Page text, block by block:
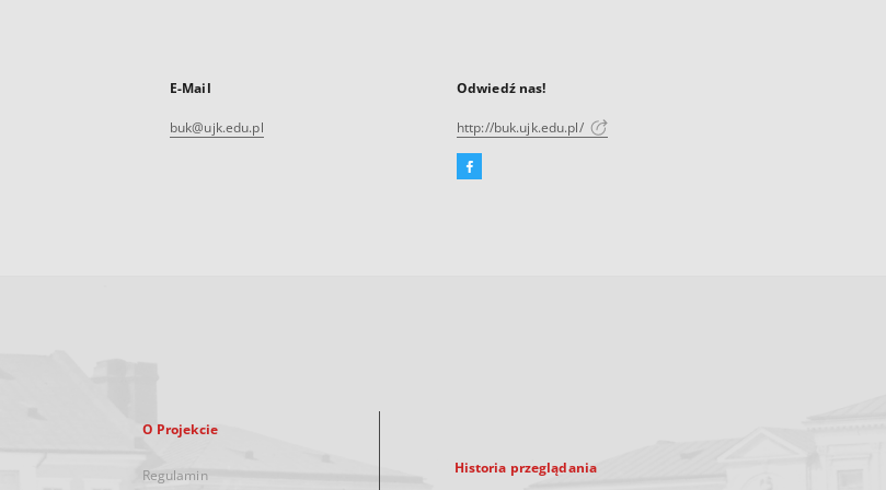
E-Mail
buk@ujk.edu.pl
Odwiedź nas!
http://buk.ujk.edu.pl/
Facebook
O Projekcie
Regulamin Historia przeglądania